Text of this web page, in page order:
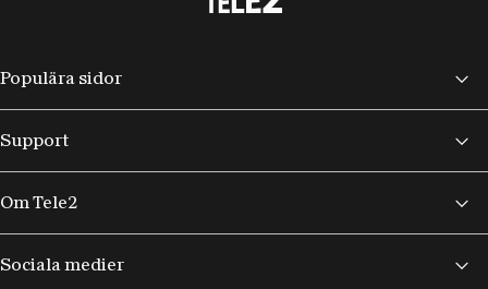
Populära sidor
Support
Om Tele2
Sociala medier